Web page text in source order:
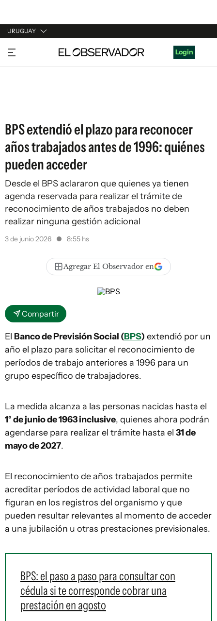
URUGUAY
URUGUAY
ARGENTINA
Login
BPS extendió el plazo para reconocer
años trabajados antes de 1996: quiénes
pueden acceder
Desde el BPS aclararon que quienes ya tienen
agenda reservada para realizar el trámite de
reconocimiento de años trabajados no deben
realizar ninguna gestión adicional
3 de junio 2026 8:55 hs
Agregar El Observador en
Compartir
El Banco de Previsión Social (BPS) extendió por un
año el plazo para solicitar el reconocimiento de
períodos de trabajo anteriores a 1996 para un
grupo específico de trabajadores.
La medida alcanza a las personas nacidas hasta el
1° de junio de 1963 inclusive, quienes ahora podrán
agendarse para realizar el trámite hasta el 31 de
mayo de 2027.
El reconocimiento de años trabajados permite
acreditar períodos de actividad laboral que no
figuran en los registros del organismo y que
pueden resultar relevantes al momento de acceder
a una jubilación u otras prestaciones previsionales.
BPS: el paso a paso para consultar con
cédula si te corresponde cobrar una
prestación en agosto